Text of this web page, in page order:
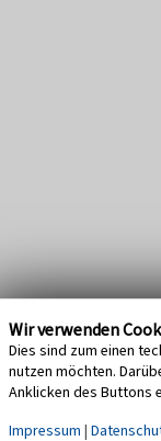
Wir verwenden
Dies sind zum einen
nutzen möchten.
Anklicken des Buttons
Impressum |